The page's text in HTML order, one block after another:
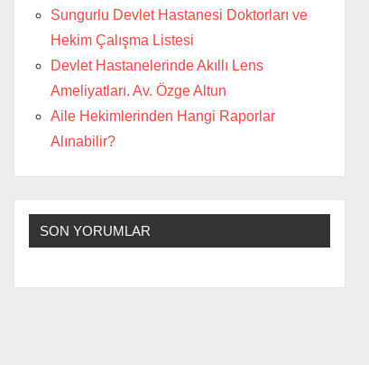
Sungurlu Devlet Hastanesi Doktorları ve
Hekim Çalışma Listesi
Devlet Hastanelerinde Akıllı Lens
Ameliyatları. Av. Özge Altun
Aile Hekimlerinden Hangi Raporlar
Alınabilir?
SON YORUMLAR